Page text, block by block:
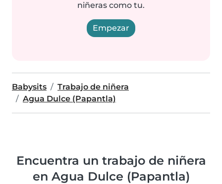
niñeras como tu.
Empezar
Babysits
Trabajo de niñera
Agua Dulce (Papantla)
Encuentra un trabajo de niñera
en Agua Dulce (Papantla)